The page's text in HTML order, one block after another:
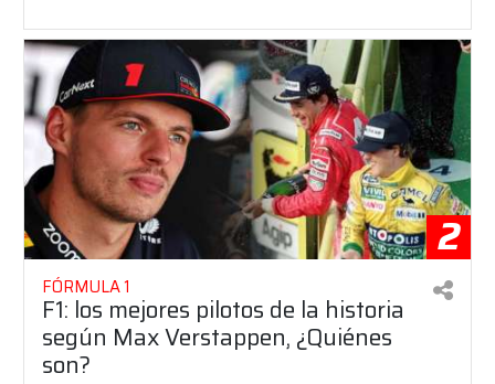
2
FÓRMULA 1
F1: los mejores pilotos de la historia
según Max Verstappen, ¿Quiénes
son?